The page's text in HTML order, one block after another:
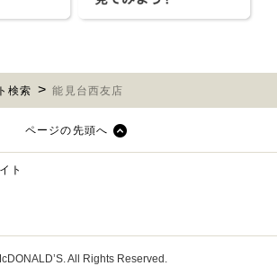
検索 能見台西友店
ページの先頭へ
ト
All Rights Reserved.